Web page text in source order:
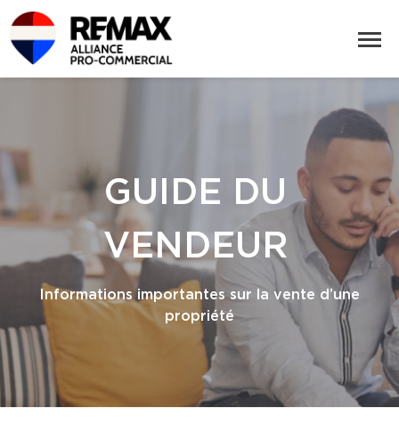
GUIDE DU
VENDEUR
Informations importantes sur la vente d’une
propriété